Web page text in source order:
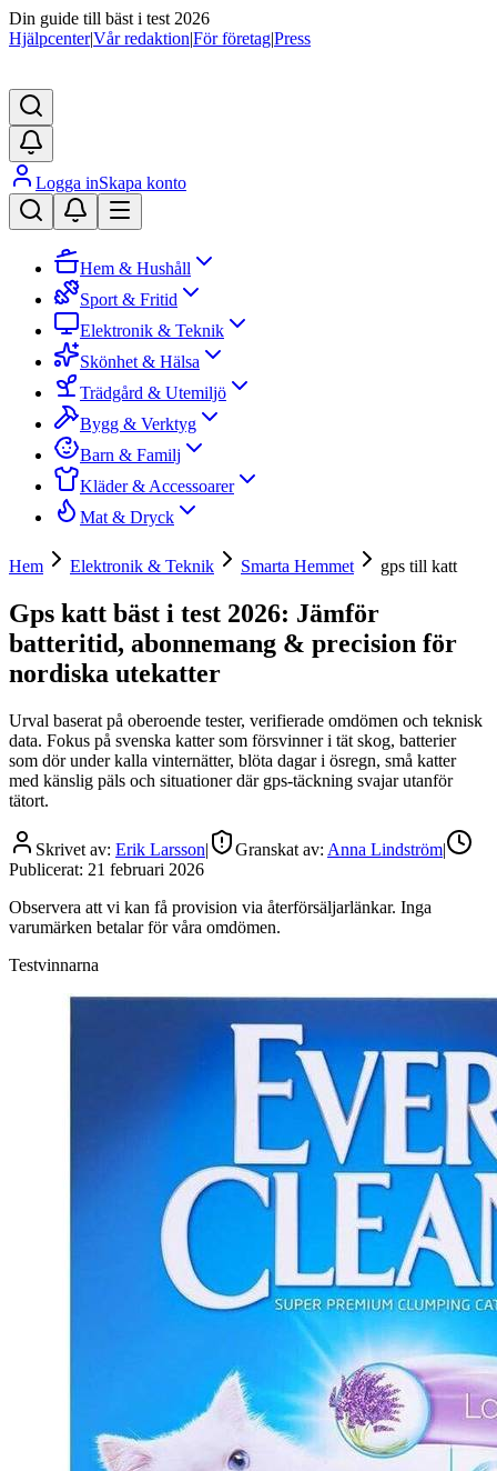
Din guide till bäst i test 2026
Hjälpcenter|Vår redaktion|För företag|Press
Logga inSkapa konto
Hem & Hushåll
Sport & Fritid
Elektronik & Teknik
Skönhet & Hälsa
Trädgård & Utemiljö
Bygg & Verktyg
Barn & Familj
Kläder & Accessoarer
Mat & Dryck
Hem Elektronik & Teknik Smarta Hemmet gps till katt
Gps katt bäst i test 2026: Jämför
batteritid, abonnemang & precision för
nordiska utekatter
Urval baserat på oberoende tester, verifierade omdömen och teknisk
data. Fokus på svenska katter som försvinner i tät skog, batterier
som dör under kalla vinternätter, blöta dagar i ösregn, små katter
med känslig päls och situationer där gps-täckning svajar utanför
tätort.
Skrivet av: Erik Larsson| Granskat av: Anna Lindström|
Publicerat: 21 februari 2026
Observera att vi kan få provision via återförsäljarlänkar. Inga
varumärken betalar för våra omdömen.
Testvinnarna